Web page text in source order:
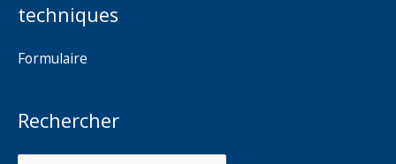
techniques
Formulaire
Rechercher